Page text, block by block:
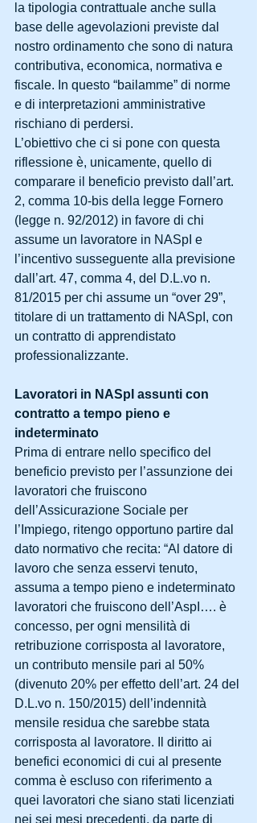
la tipologia contrattuale anche sulla
base delle agevolazioni previste dal
nostro ordinamento che sono di natura
contributiva, economica, normativa e
fiscale. In questo “bailamme” di norme
e di interpretazioni amministrative
rischiano di perdersi.
L’obiettivo che ci si pone con questa
riflessione è, unicamente, quello di
comparare il beneficio previsto dall’art.
2, comma 10-bis della legge Fornero
(legge n. 92/2012) in favore di chi
assume un lavoratore in NASpI e
l’incentivo susseguente alla previsione
dall’art. 47, comma 4, del D.L.vo n.
81/2015 per chi assume un “over 29”,
titolare di un trattamento di NASpI, con
un contratto di apprendistato
professionalizzante.
Lavoratori in NASpI assunti con
contratto a tempo pieno e
indeterminato
Prima di entrare nello specifico del
beneficio previsto per l’assunzione dei
lavoratori che fruiscono
dell’Assicurazione Sociale per
l’Impiego, ritengo opportuno partire dal
dato normativo che recita: “Al datore di
lavoro che senza esservi tenuto,
assuma a tempo pieno e indeterminato
lavoratori che fruiscono dell’AspI…. è
concesso, per ogni mensilità di
retribuzione corrisposta al lavoratore,
un contributo mensile pari al 50%
(divenuto 20% per effetto dell’art. 24 del
D.L.vo n. 150/2015) dell’indennità
mensile residua che sarebbe stata
corrisposta al lavoratore. Il diritto ai
benefici economici di cui al presente
comma è escluso con riferimento a
quei lavoratori che siano stati licenziati
nei sei mesi precedenti, da parte di